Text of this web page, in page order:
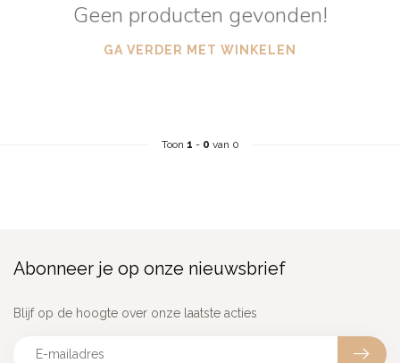
Geen producten gevonden!
GA VERDER MET WINKELEN
Toon 1 - 0 van 0
Abonneer je op onze nieuwsbrief
Blijf op de hoogte over onze laatste acties